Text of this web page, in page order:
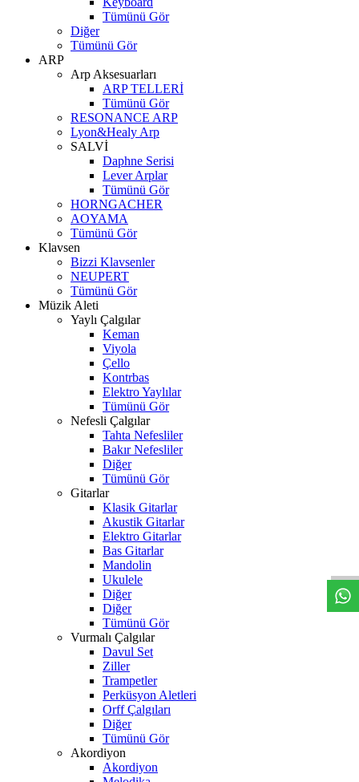
Tümünü Gör
Diğer
Tümünü Gör
ARP
Arp Aksesuarları
ARP TELLERİ
Tümünü Gör
RESONANCE ARP
Lyon&Healy Arp
SALVİ
Daphne Serisi
Lever Arplar
Tümünü Gör
HORNGACHER
AOYAMA
Tümünü Gör
Klavsen
Bizzi Klavsenler
NEUPERT
Tümünü Gör
Müzik Aleti
Yaylı Çalgılar
Keman
Viyola
Çello
Kontrbas
Elektro Yaylılar
Tümünü Gör
Nefesli Çalgılar
Tahta Nefesliler
Bakır Nefesliler
Diğer
Tümünü Gör
Gitarlar
Klasik Gitarlar
Akustik Gitarlar
Elektro Gitarlar
Bas Gitarlar
Mandolin
Ukulele
Diğer
Diğer
Tümünü Gör
Vurmalı Çalgılar
Davul Set
Ziller
Trampetler
Perküsyon Aletleri
Orff Çalgıları
Diğer
Tümünü Gör
Akordiyon
Akordiyon